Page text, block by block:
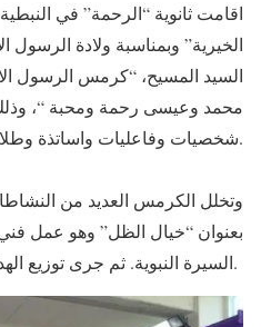
اقامت ثانوية “الرحمة” في
الخيرية” وبمناسبة ولادة الرسول
السيد المسيح، “كرمس الرسول
محمد وعيسى رحمة ومحبة “،
شخصيات وفاعليات واساتذة وطلاب.
وتخلل الكرمس العديد من
بعنوان “خيال الظل” وهو عمل فني
السيرة النبوية. ثم جرى توزيع الهدايا على الطلاب.